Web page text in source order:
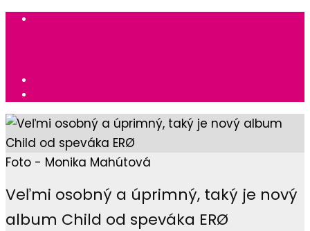
Foto - Monika Mahútová
Veľmi osobný a úprimný, taký je nový
album Child od speváka ERØ